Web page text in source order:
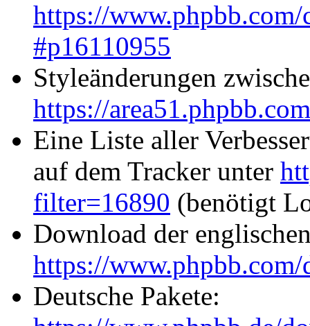
https://
#p16110955
Styleänderungen
https://
Eine Liste aller
auf dem Tracker unter
filter=16890 (benötigt
Download der
https://www.phpbb.com/
Deutsche Pakete: